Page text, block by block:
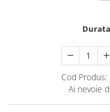
Cod Produs:
Ai nevoie